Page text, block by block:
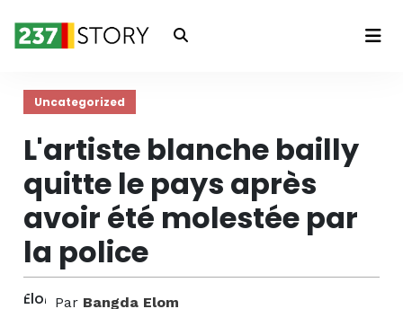
Connexion
Uncategorized
L'artiste blanche bailly
quitte le pays après
avoir été molestée par
la police
Par Bangda Elom